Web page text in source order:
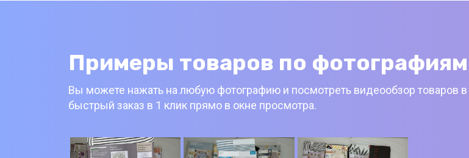
Примеры товаров по фотографиям
Вы можете нажать на любую фотографию и посмотреть видеообзор товаров
быстрый заказ в 1 клик прямо в окне просмотра.